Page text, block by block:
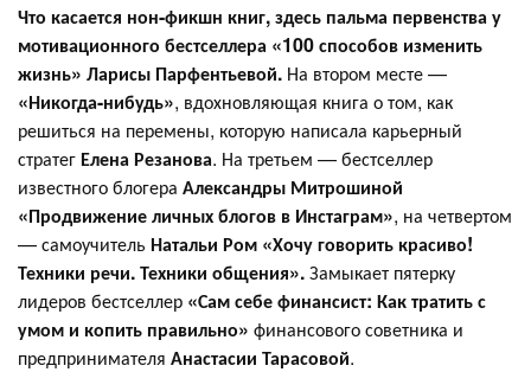
Что касается нон-фикшн книг, здесь пальма первенства у
мотивационного бестселлера «100 способов изменить
жизнь» Ларисы Парфентьевой. На втором месте —
«Никогда-нибудь», вдохновляющая книга о том, как
решиться на перемены, которую написала карьерный
стратег Елена Резанова. На третьем — бестселлер
известного блогера Александры Митрошиной
«Продвижение личных блогов в Инстаграм», на четвертом
— самоучитель Натальи Ром «Хочу говорить красиво!
Техники речи. Техники общения».Замыкает пятерку
лидеров бестселлер «Сам себе финансист: Как тратить с
умом и копить правильно» финансового советника и
предпринимателя Анастасии Тарасовой.